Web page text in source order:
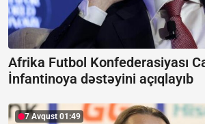
Afrika Futbol Konfederasiyası
İnfantinoya dəstəyini açıqlayıb
7 Avqust 01:49